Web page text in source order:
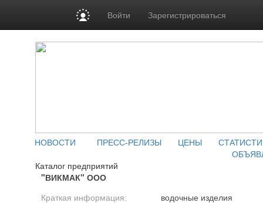
Войти Зарегистрироваться
НОВОСТИ ПРЕСС-РЕЛИЗЫ ЦЕНЫ
Каталог предприятий
"ВИКМАК" ООО
Краткая информация: водочные изделия